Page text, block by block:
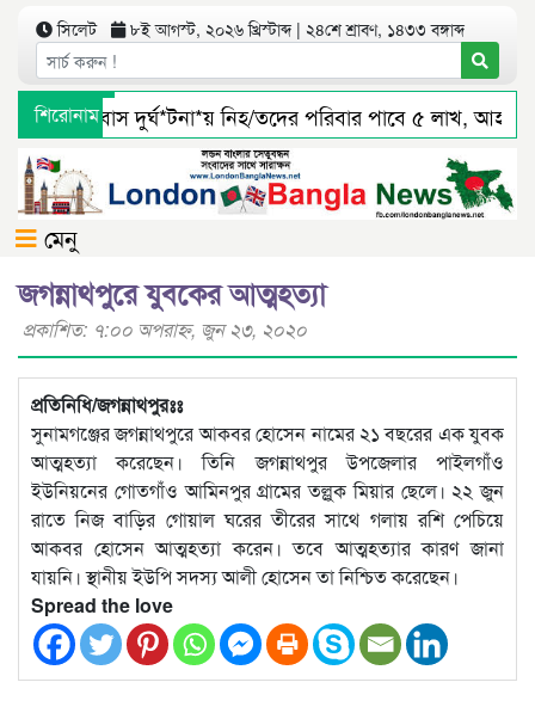
সিলেট ৮ই আগস্ট, ২০২৬ খ্রিস্টাব্দ | ২৪শে শ্রাবণ, ১৪৩৩ বঙ্গাব্দ
শিরোনাম
সিলেটে বাস দুর্ঘ*টনা*য় নিহ/তদের পরিবার পাবে ৫ লাখ, আহ/
জৈন্তাপুর সারী ৩ বালু মহালে অবৈধ ভাবে বালু উত্তোলনের সত্যতা
মেনু
জগন্নাথপুরে যুবকের আত্মহত্যা
প্রকাশিত: ৭:০০ অপরাহ্ণ, জুন ২৩, ২০২০
প্রতিনিধি/জগন্নাথপুরঃঃ
সুনামগঞ্জের জগন্নাথপুরে আকবর হোসেন নামের ২১ বছরের এক যুবক
আত্মহত্যা করেছেন। তিনি জগন্নাথপুর উপজেলার পাইলগাঁও
ইউনিয়নের গোতগাঁও আমিনপুর গ্রামের তল্লুক মিয়ার ছেলে। ২২ জুন
রাতে নিজ বাড়ির গোয়াল ঘরের তীরের সাথে গলায় রশি পেচিয়ে
আকবর হোসেন আত্মহত্যা করেন। তবে আত্মহত্যার কারণ জানা
যায়নি। স্থানীয় ইউপি সদস্য আলী হোসেন তা নিশ্চিত করেছেন।
Spread the love